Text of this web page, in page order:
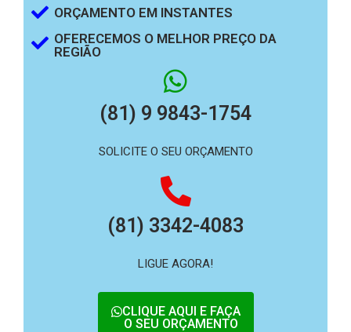
ORÇAMENTO EM INSTANTES
OFERECEMOS O MELHOR PREÇO DA
REGIÃO
(81) 9 9843-1754
SOLICITE O SEU ORÇAMENTO
(81) 3342-4083
LIGUE AGORA!
CLIQUE AQUI E FAÇA
O SEU ORÇAMENTO